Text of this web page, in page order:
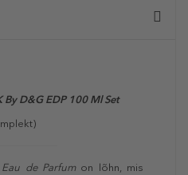
By D&G EDP 100 Ml Set
Eau de Parfumon lõhn, mis